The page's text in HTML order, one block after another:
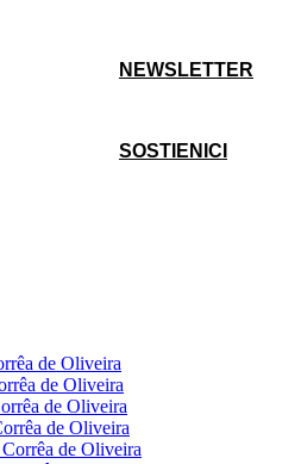
NEWSLETTER
SOSTIENICI
de Oliveira
de Oliveira
de Oliveira
de Oliveira
de Oliveira